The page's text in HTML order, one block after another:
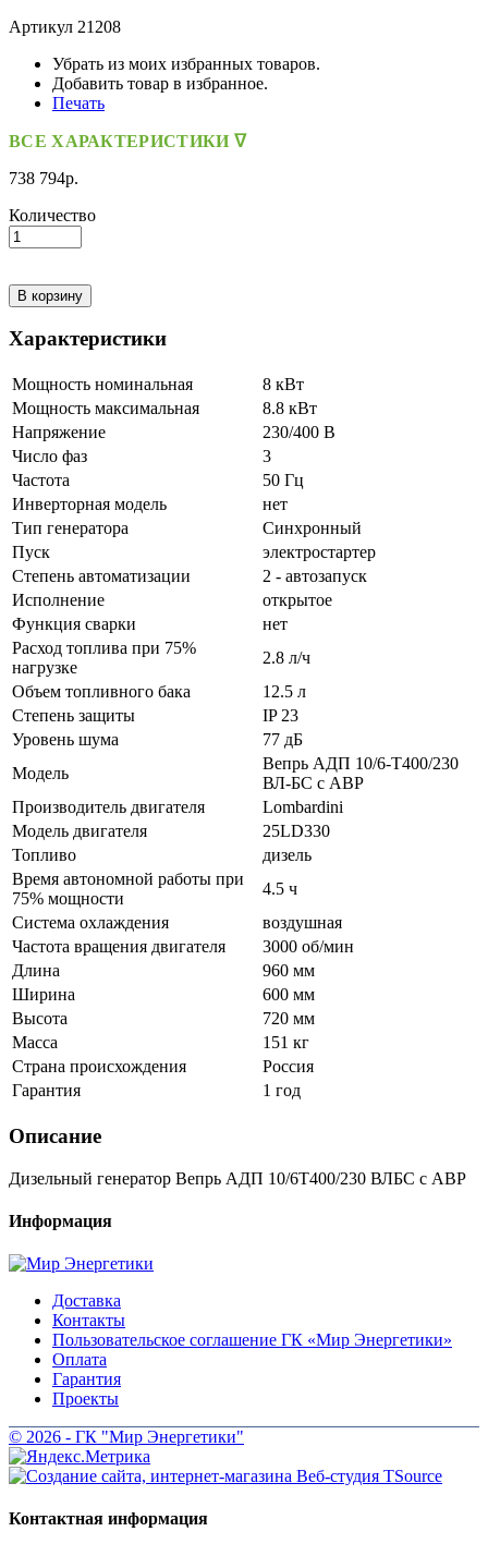
Артикул 21208
Убрать из моих избранных товаров.
Добавить товар в избранное.
Печать
ВСЕ ХАРАКТЕРИСТИКИ ᐁ
738 794р.
Количество
В корзину
Характеристики
Мощность номинальная
8 кВт
Мощность максимальная
8.8 кВт
Напряжение
230/400 В
Число фаз
3
Частота
50 Гц
Инверторная модель
нет
Тип генератора
Синхронный
Пуск
электростартер
Степень автоматизации
2 - автозапуск
Исполнение
открытое
Функция сварки
нет
Расход топлива при 75%
нагрузке
2.8 л/ч
Объем топливного бака
12.5 л
Степень защиты
IP 23
Уровень шума
77 дБ
Модель
Вепрь АДП 10/6-Т400/230
ВЛ-БС с АВР
Производитель двигателя
Lombardini
Модель двигателя
25LD330
Топливо
дизель
Время автономной работы при
75% мощности
4.5 ч
Система охлаждения
воздушная
Частота вращения двигателя
3000 об/мин
Длина
960 мм
Ширина
600 мм
Высота
720 мм
Масса
151 кг
Страна происхождения
Россия
Гарантия
1 год
Описание
Дизельный генератор Вепрь АДП 10/6Т400/230 ВЛБС с АВР
Информация
Доставка
Контакты
Пользовательское соглашение ГК «Мир Энергетики»
Оплата
Гарантия
Проекты
© 2026 - ГК "Мир Энергетики"
Контактная информация